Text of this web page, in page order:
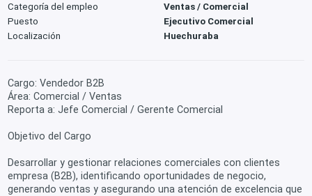
Categoría del empleo
Ventas / Comercial
Puesto
Ejecutivo Comercial
Localización
Huechuraba
Cargo: Vendedor B2B
Área: Comercial / Ventas
Reporta a: Jefe Comercial / Gerente Comercial
Objetivo del Cargo
Desarrollar y gestionar relaciones comerciales con clientes
empresa (B2B), identificando oportunidades de negocio,
generando ventas y asegurando una atención de excelencia que